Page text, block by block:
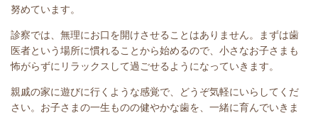
努めています。
診察では、無理にお口を開けさせることはありません。まずは歯
医者という場所に慣れることから始めるので、小さなお子さまも
怖がらずにリラックスして過ごせるようになっていきます。
親戚の家に遊びに行くような感覚で、どうぞ気軽にいらしてくだ
さい。お子さまの一生ものの健やかな歯を、一緒に育んでいきま